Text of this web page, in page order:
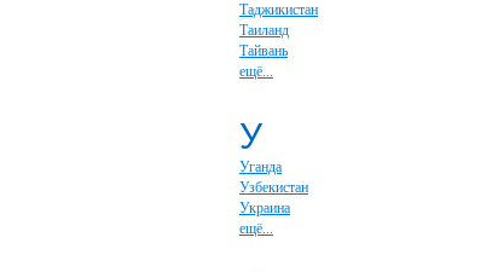
Таджикистан
Таиланд
Тайвань
ещё...
У
Уганда
Узбекистан
Украина
ещё...